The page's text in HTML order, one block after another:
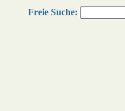
Freie Suche: